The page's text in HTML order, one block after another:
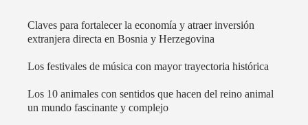
Claves para fortalecer la economía y atraer inversión
extranjera directa en Bosnia y Herzegovina
Los festivales de música con mayor trayectoria histórica
Los 10 animales con sentidos que hacen del reino animal
un mundo fascinante y complejo